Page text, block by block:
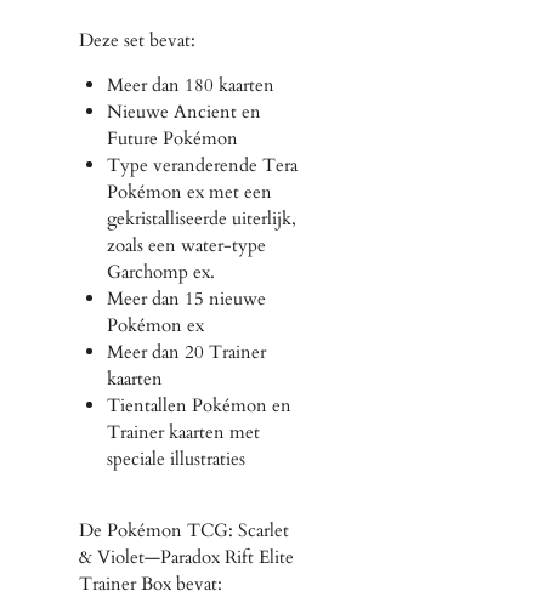
Deze set bevat:
Meer dan 180 kaarten
Nieuwe Ancient en
Future Pokémon
Type veranderende Tera
Pokémon ex met een
gekristalliseerde uiterlijk,
zoals een water-type
Garchomp ex.
Meer dan 15 nieuwe
Pokémon ex
Meer dan 20 Trainer
kaarten
Tientallen Pokémon en
Trainer kaarten met
speciale illustraties
De Pokémon TCG: Scarlet
& Violet—Paradox Rift Elite
Trainer Box bevat: